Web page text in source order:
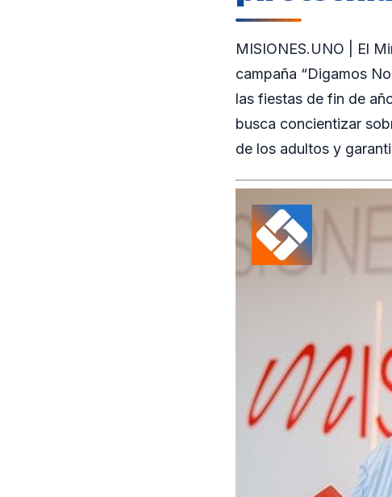
MISIONES.UNO | El
campaña “Digamos
las fiestas de fin de
busca concientizar
de los adultos y